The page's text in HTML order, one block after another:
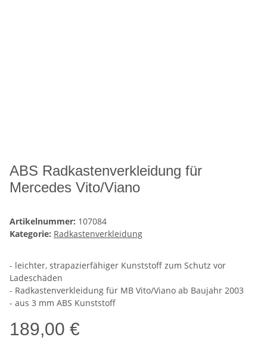
ABS Radkastenverkleidung für
Mercedes Vito/Viano
Artikelnummer: 107084
Kategorie: Radkastenverkleidung
- leichter, strapazierfähiger Kunststoff zum Schutz vor
Ladeschäden
- Radkastenverkleidung für MB Vito/Viano ab Baujahr 2003
- aus 3 mm ABS Kunststoff
189,00 €